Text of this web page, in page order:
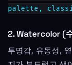
palette,
2. Watercolor (
투명감, 유동성,